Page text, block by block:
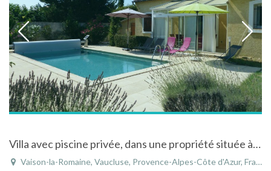
Villa avec piscine privée, dans une propriété située à Vaison la Romaine
Vaison-la-Romaine, Vaucluse, Provence-Alpes-Côte d'Azur, France